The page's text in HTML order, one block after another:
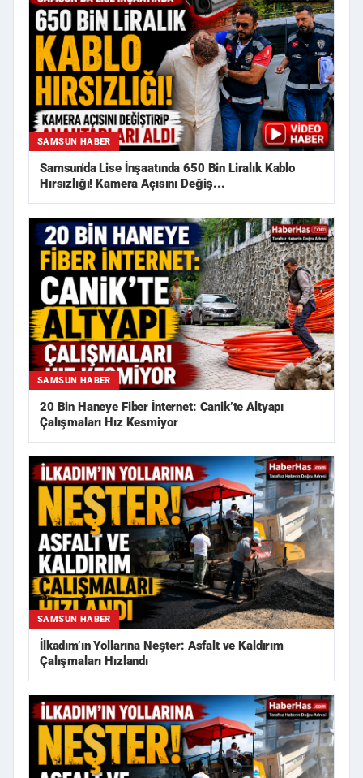
SAMSUN HABER
Samsun'da Lise İnşaatında 650 Bin Liralık Kablo
Hırsızlığı! Kamera Açısını Değiş...
SAMSUN HABER
20 Bin Haneye Fiber İnternet: Canik’te Altyapı
Çalışmaları Hız Kesmiyor
SAMSUN HABER
İlkadım’ın Yollarına Neşter: Asfalt ve Kaldırım
Çalışmaları Hızlandı